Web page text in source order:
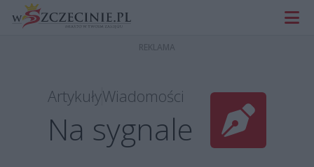
ArtykułyWiadomości
Na sygnale